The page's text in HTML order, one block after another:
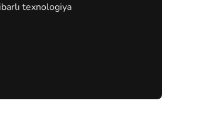
texnologiya